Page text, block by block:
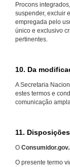
Procons
suspender, excluir
empregada pelo
único e exclusivo
pertinentes.
10. Da
A Secretaria
estes termos e
comunicação
11.
O
O presente termo